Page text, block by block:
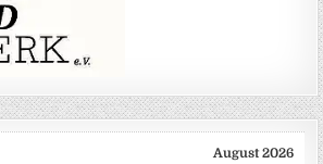
August 2026